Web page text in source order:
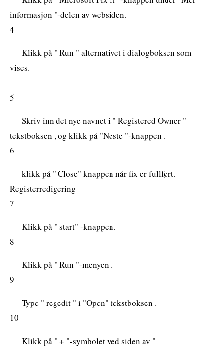
informasjon "-delen av websiden.
4
Klikk på " Run " alternativet i dialogboksen som
vises.
5
Skriv inn det nye navnet i " Registered Owner "
tekstboksen , og klikk på "Neste "-knappen .
6
klikk på " Close" knappen når fix er fullført.
Registerredigering
7
Klikk på " start" -knappen.
8
Klikk på " Run "-menyen .
9
Type " regedit " i "Open" tekstboksen .
10
Klikk på " + "-symbolet ved siden av "